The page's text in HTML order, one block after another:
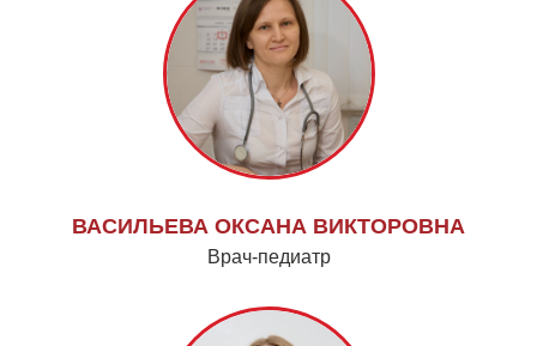
ВАСИЛЬЕВА ОКСАНА ВИКТОРОВНА
Врач-педиатр